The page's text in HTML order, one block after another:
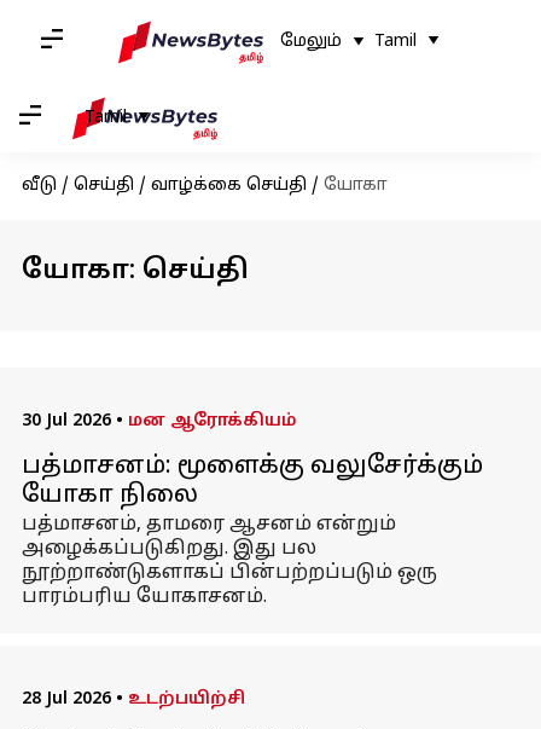
மேலும் Tamil
Tamil
வீடு / செய்தி / வாழ்க்கை செய்தி / யோகா
யோகா: செய்தி
30 Jul 2026 • மன ஆரோக்கியம்
பத்மாசனம்: மூளைக்கு வலுசேர்க்கும்
யோகா நிலை
பத்மாசனம், தாமரை ஆசனம் என்றும்
அழைக்கப்படுகிறது. இது பல
நூற்றாண்டுகளாகப் பின்பற்றப்படும் ஒரு
பாரம்பரிய யோகாசனம்.
28 Jul 2026 • உடற்பயிற்சி